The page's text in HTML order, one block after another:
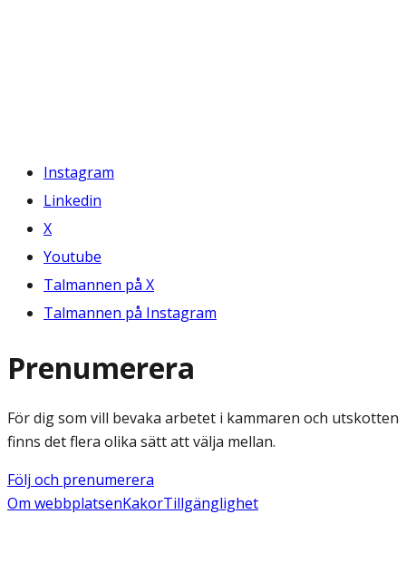
Instagram
Linkedin
X
Youtube
Talmannen på X
Talmannen på Instagram
Prenumerera
För dig som vill bevaka arbetet i kammaren och utskotten
finns det flera olika sätt att välja mellan.
Följ och prenumerera
Om webbplatsenKakorTillgänglighet